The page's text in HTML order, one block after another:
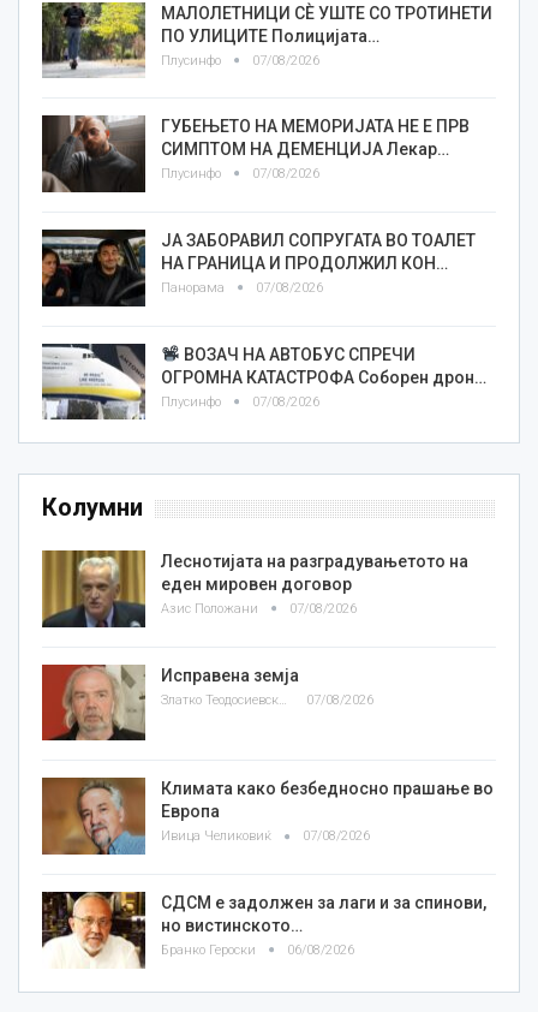
МАЛОЛЕТНИЦИ СÈ УШТЕ СО ТРОТИНЕТИ
ПО УЛИЦИТЕ Полицијата…
Плусинфо 07/08/2026
ГУБЕЊЕТО НА МЕМОРИЈАТА НЕ Е ПРВ
СИМПТОМ НА ДЕМЕНЦИЈА Лекар…
Плусинфо 07/08/2026
ЈА ЗАБОРАВИЛ СОПРУГАТА ВО ТОАЛЕТ
НА ГРАНИЦА И ПРОДОЛЖИЛ КОН…
Панорама 07/08/2026
ВОЗАЧ НА АВТОБУС СПРЕЧИ
ОГРОМНА КАТАСТРОФА Соборен дрон…
Плусинфо 07/08/2026
Колумни
Леснотијата на разградувањетото на
еден мировен договор
Азис Положани 07/08/2026
Исправена земја
Златко Теодосиевски 07/08/2026
Климата како безбедносно прашање во
Европа
Ивица Челиковиќ 07/08/2026
СДСМ е задолжен за лаги и за спинови,
но вистинското…
Бранко Героски 06/08/2026